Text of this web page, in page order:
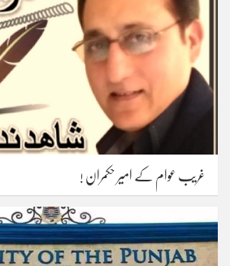
غریب عوام کے امیر حکمران !